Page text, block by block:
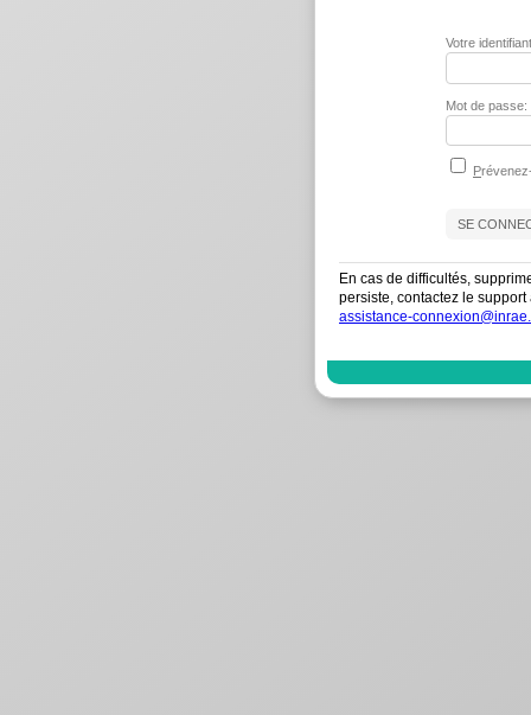
Votre
Mot de passe:
P
En cas de difficultés,
persiste, contactez le
assistance-